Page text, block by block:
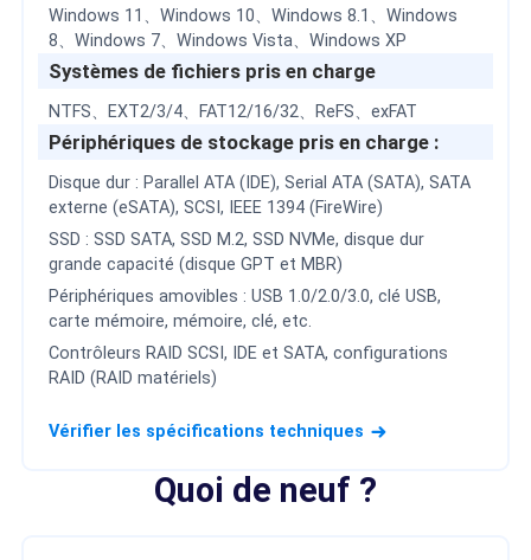
Windows 11、Windows 10、Windows 8.1、Windows
8、Windows 7、Windows Vista、Windows XP
Systèmes de fichiers pris en charge
NTFS、EXT2/3/4、FAT12/16/32、ReFS、exFAT
Périphériques de stockage pris en charge :
Disque dur : Parallel ATA (IDE), Serial ATA (SATA), SATA
externe (eSATA), SCSI, IEEE 1394 (FireWire)
SSD : SSD SATA, SSD M.2, SSD NVMe, disque dur
grande capacité (disque GPT et MBR)
Périphériques amovibles : USB 1.0/2.0/3.0, clé USB,
carte mémoire, mémoire, clé, etc.
Contrôleurs RAID SCSI, IDE et SATA, configurations
RAID (RAID matériels)
Vérifier les spécifications techniques 
Quoi de neuf ?